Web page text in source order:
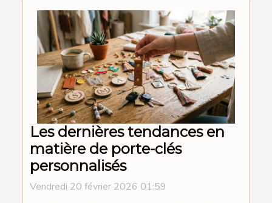
Les dernières tendances en
matière de porte-clés
personnalisés
Vendredi 20 février 2026 01:59